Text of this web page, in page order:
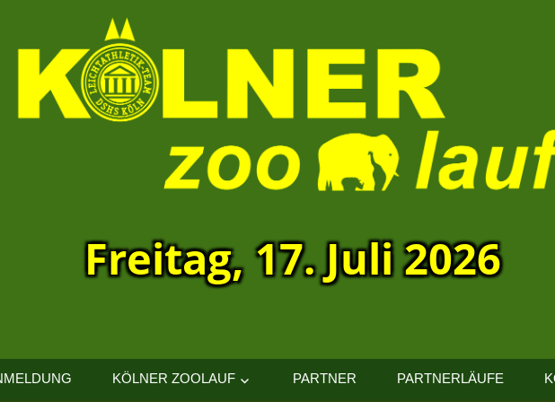
Freitag, 17. Juli 2026
KÖLNER ZOOLAUF PARTNER PARTNERLÄUFE